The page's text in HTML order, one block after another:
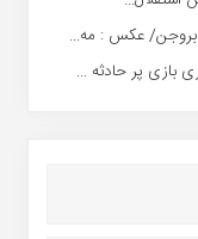
بروجن/ عکس : مه...
بازی پر حادثه ...